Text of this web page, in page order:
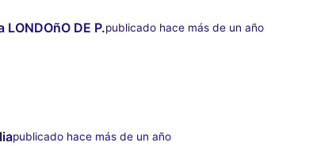
LONDOñO DE P.publicado hace más de un año
publicado hace más de un año